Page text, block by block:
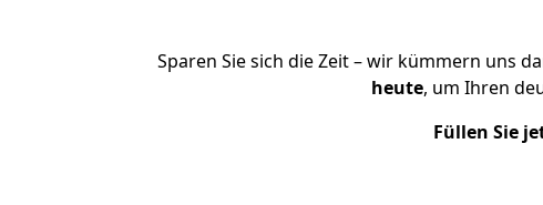
Sparen Sie sich die Zeit – wir kümmern uns
heute, um Ihren
Füllen Sie